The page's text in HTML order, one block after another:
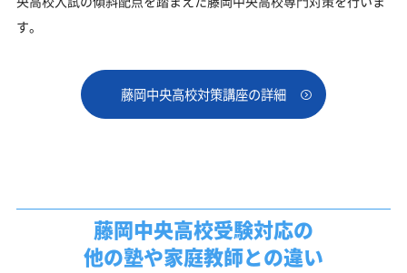
す。
藤岡中央高校対策講座の詳細
藤岡中央高校受験対応の
他の塾や家庭教師との違い